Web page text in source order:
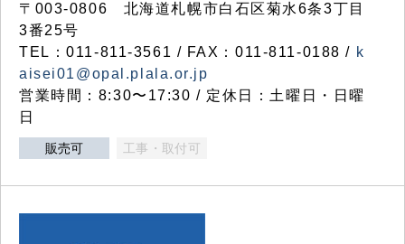
〒003-0806 北海道札幌市白石区菊水6条3丁目
3番25号
TEL：011-811-3561 / FAX：011-811-0188 / k
aisei01@opal.plala.or.jp
営業時間：8:30〜17:30 / 定休日：土曜日・日曜
日
販売可 工事・取付可